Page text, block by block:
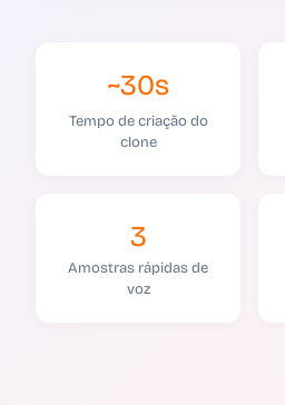
~30s
Tempo de criação do
clone
3
Amostras rápidas de
voz